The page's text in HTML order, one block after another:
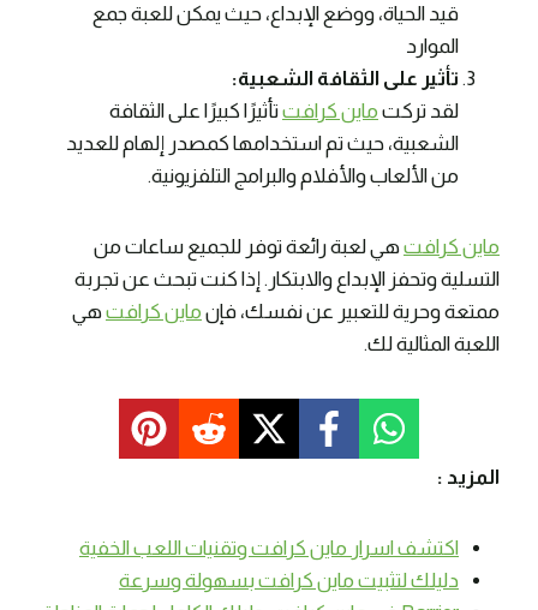
قيد الحياة، ووضع الإبداع، حيث يمكن للعبة جمع
الموارد
تأثير على الثقافة الشعبية:
لقد تركت ماين كرافتتأثيرًا كبيرًا على الثقافة
الشعبية، حيث تم استخدامها كمصدر إلهام للعديد
من الألعاب والأفلام والبرامج التلفزيونية.
ماين كرافتهي لعبة رائعة توفر للجميع ساعات من
التسلية وتحفز الإبداع والابتكار. إذا كنت تبحث عن تجربة
ممتعة وحرية للتعبير عن نفسك، فإن ماين كرافتهي
اللعبة المثالية لك.
المزيد :
اكتشف اسرار ماين كرافت وتقنيات اللعب الخفية
دليلك لتثبيت ماين كرافت بسهولة وسرعة